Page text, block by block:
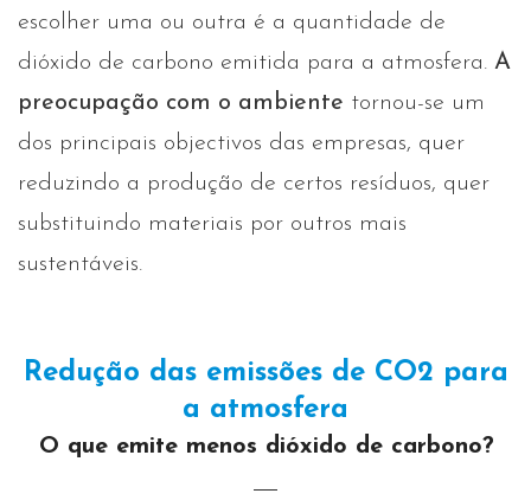
escolher uma ou outra é a quantidade de
dióxido de carbono emitida para a atmosfera. A
preocupação com o ambiente tornou-se um
dos principais objectivos das empresas, quer
reduzindo a produção de certos resíduos, quer
substituindo materiais por outros mais
sustentáveis.
Redução das emissões de CO2 para
a atmosfera
O que emite menos dióxido de carbono?